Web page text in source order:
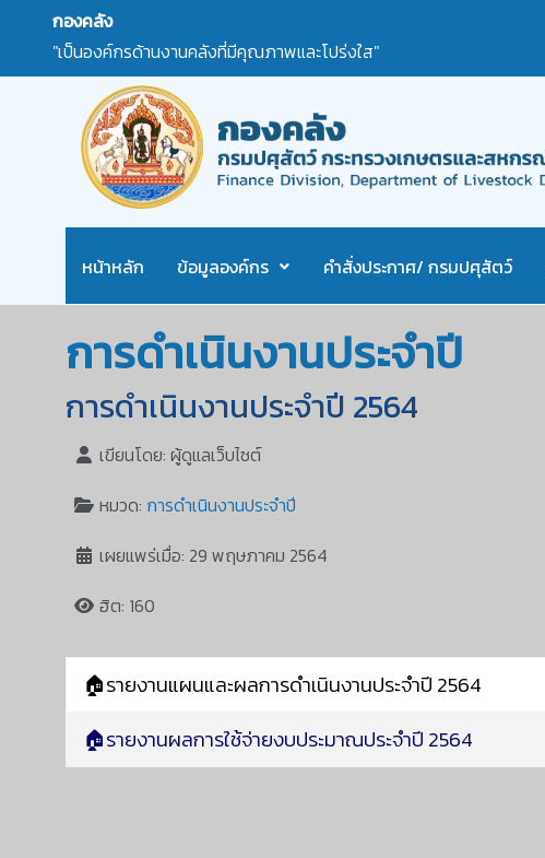
กองคลัง
"เป็นองค์กรด้านงานคลังที่มีคุณภาพและโปร่งใส"
หน้าหลัก ข้อมูลองค์กร คำสั่งประกาศ/ กรมปศุสัตว์
การดำเนินงานประจำปี
การดำเนินงานประจำปี 2564
เขียนโดย:ผู้ดูแลเว็บไซต์
หมวด: การดำเนินงานประจำปี
เผยแพร่เมื่อ: 29 พฤษภาคม 2564
ฮิต: 160
🏠รายงานแผนและผลการดำเนินงานประจำปี 2564
🏠รายงานผลการใช้จ่ายงบประมาณประจำปี 2564